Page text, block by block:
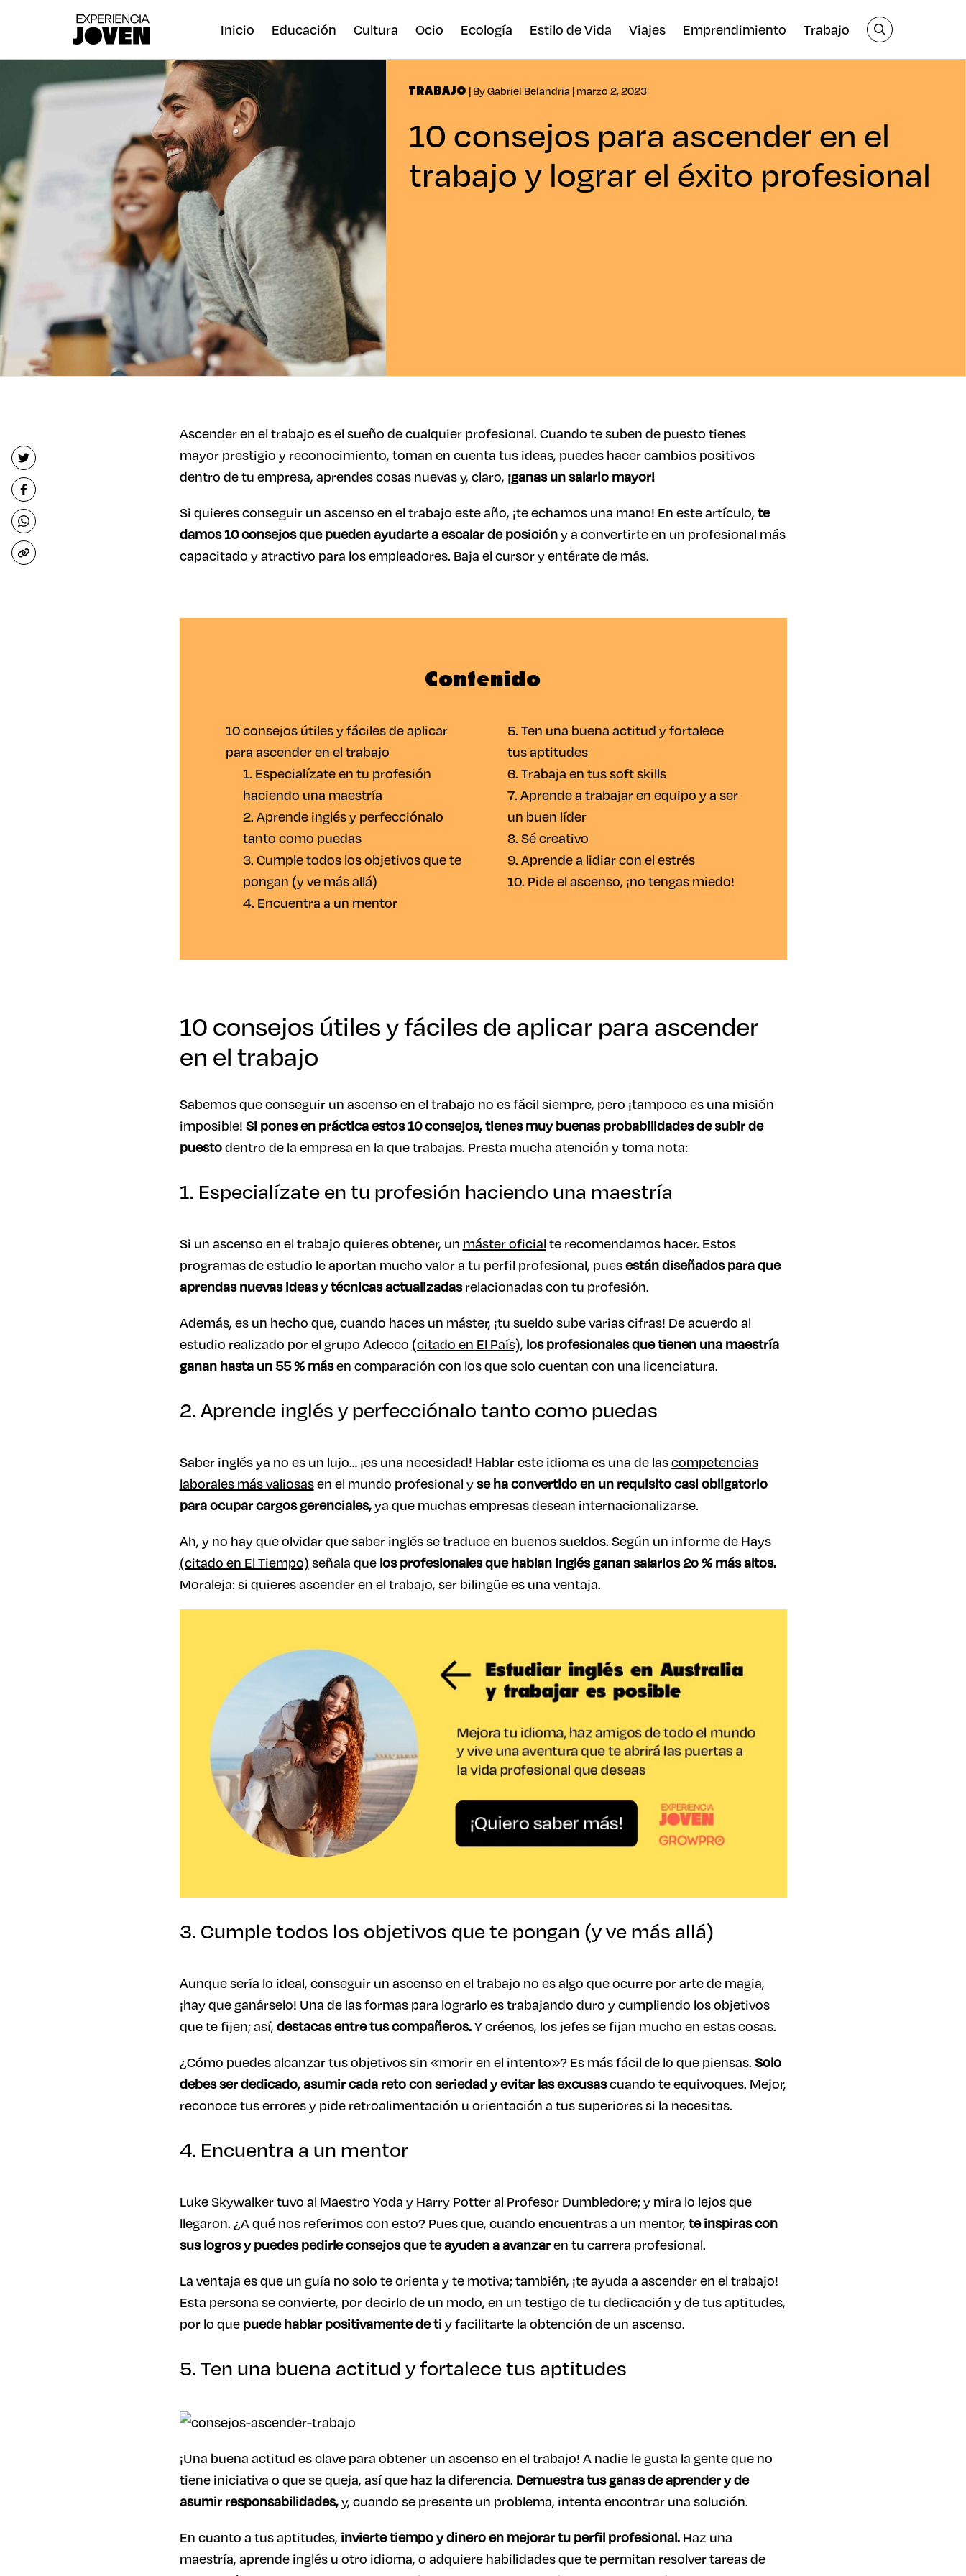
Inicio Educación Cultura Ocio Ecología Estilo de Vida Viajes Emprendimiento Trabajo
TRABAJO | ByGabriel Belandria | marzo 2, 2023
10 consejos para ascender en el
trabajo y lograr el éxito profesional
Ascender en el trabajo es el sueño de cualquier profesional. Cuando te suben de puesto tienes
mayor prestigio y reconocimiento, toman en cuenta tus ideas, puedes hacer cambios positivos
dentro de tu empresa, aprendes cosas nuevas y, claro, ¡ganas un salario mayor!
Si quieres conseguir un ascenso en el trabajo este año, ¡te echamos una mano! En este artículo,te
damos 10 consejos que pueden ayudarte a escalar de posicióny a convertirte en un profesional más
capacitado y atractivo para los empleadores. Baja el cursor y entérate de más.
Contenido
10 consejos útiles y fáciles de aplicar
para ascender en el trabajo
1. Especialízate en tu profesión
haciendo una maestría
2. Aprende inglés y perfecciónalo
tanto como puedas
3. Cumple todos los objetivos que te
pongan (y ve más allá)
4. Encuentra a un mentor
5. Ten una buena actitud y fortalece
tus aptitudes
6. Trabaja en tus soft skills
7. Aprende a trabajar en equipo y a ser
un buen líder
8. Sé creativo
9. Aprende a lidiar con el estrés
10. Pide el ascenso, ¡no tengas miedo!
10 consejos útiles y fáciles de aplicar para ascender
en el trabajo
Sabemos que conseguir un ascenso en el trabajo no es fácil siempre, pero ¡tampoco es una misión
imposible!Si pones en práctica estos 10 consejos, tienes muy buenas probabilidades de subir de
puestodentro de la empresa en la que trabajas. Presta mucha atención y toma nota:
1. Especialízate en tu profesión haciendo una maestría
Si un ascenso en el trabajo quieres obtener, un máster oficialte recomendamos hacer. Estos
programas de estudio le aportan mucho valor a tu perfil profesional, puesestán diseñados para que
aprendas nuevas ideas y técnicas actualizadasrelacionadas con tu profesión.
Además, es un hecho que, cuando haces un máster, ¡tu sueldo sube varias cifras! De acuerdo al
estudio realizado por el grupo Adecco (citado en El País), los profesionales que tienen una maestría
ganan hasta un 55 % másen comparación con los que solo cuentan con una licenciatura.
2. Aprende inglés y perfecciónalo tanto como puedas
Saber inglés ya no es un lujo… ¡es una necesidad! Hablar este idioma es una de lascompetencias
laborales más valiosasen el mundo profesional yse ha convertido en un requisito casi obligatorio
para ocupar cargos gerenciales,ya que muchas empresas desean internacionalizarse.
Ah, y no hay que olvidar que saber inglés se traduce en buenos sueldos. Según un informe de Hays
(citado en El Tiempo)señala quelos profesionales que hablan inglés ganan salarios 2o % más altos.
Moraleja: si quieres ascender en el trabajo, ser bilingüe es una ventaja.
3. Cumple todos los objetivos que te pongan (y ve más allá)
Aunque sería lo ideal, conseguir un ascenso en el trabajo no es algo que ocurre por arte de magia,
¡hay que ganárselo! Una de las formas para lograrlo es trabajando duro y cumpliendo los objetivos
que te fijen; así,destacas entre tus compañeros.Y créenos, los jefes se fijan mucho en estas cosas.
¿Cómo puedes alcanzar tus objetivos sin «morir en el intento»? Es más fácil de lo que piensas.Solo
debes ser dedicado, asumir cada reto con seriedad y evitar las excusascuando te equivoques. Mejor,
reconoce tus errores y pide retroalimentación u orientación a tus superiores si la necesitas.
4. Encuentra a un mentor
Luke Skywalker tuvo al Maestro Yoda y Harry Potter al Profesor Dumbledore; y mira lo lejos que
llegaron. ¿A qué nos referimos con esto? Pues que, cuando encuentras a un mentor,te inspiras con
sus logros y puedes pedirle consejos que te ayuden a avanzaren tu carrera profesional.
La ventaja es que un guía no solo te orienta y te motiva; también, ¡te ayuda a ascender en el trabajo!
Esta persona se convierte, por decirlo de un modo, en un testigo de tu dedicación y de tus aptitudes,
por lo quepuede hablar positivamente de tiy facilitarte la obtención de un ascenso.
5. Ten una buena actitud y fortalece tus aptitudes
¡Una buena actitud es clave para obtener un ascenso en el trabajo! A nadie le gusta la gente que no
tiene iniciativa o que se queja, así que haz la diferencia. Demuestra tus ganas de aprender y de
asumir responsabilidades,y, cuando se presente un problema, intenta encontrar una solución.
En cuanto a tus aptitudes, invierte tiempo y dinero en mejorar tu perfil profesional.Haz una
maestría, aprende inglés u otro idioma, o adquiere habilidades que te permitan resolver tareas de